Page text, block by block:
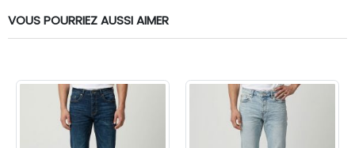
VOUS POURRIEZ AUSSI AIMER